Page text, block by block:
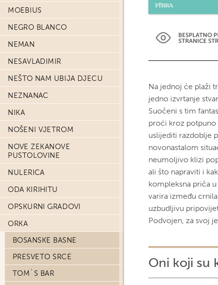
MOEBIUS
NEGRO BLANCO
NEMAN
NESAVLADIMIR
NEŠTO NAM UBIJA DJECU
NEZNANAC
NIKA
NOŠENI VJETROM
NOVE ZEKANOVE
PUSTOLOVINE
NULERICA
ODA KIRIHITU
OPSKURNI GRADOVI
ORKA
BOSANSKE BASNE
PRESVETO SRCE
TOM`S BAR
Na jednoj će plaži
jedno izvrtanje
Suočeni s tim
proći kroz potpuno
uslijediti razdoblje
novonastalom
neumoljivo klizi
ali što napraviti i
kompleksna priča
varira između
uzbudljivu
Podvojen, za svoj
Oni koji su